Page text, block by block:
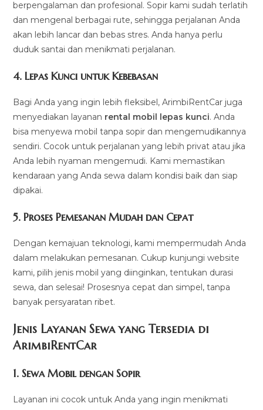
berpengalaman dan profesional. Sopir kami sudah terlatih
dan mengenal berbagai rute, sehingga perjalanan Anda
akan lebih lancar dan bebas stres. Anda hanya perlu
duduk santai dan menikmati perjalanan.
4.Lepas Kunci untuk Kebebasan
Bagi Anda yang ingin lebih fleksibel, ArimbiRentCar juga
menyediakan layanan rental mobil lepas kunci. Anda
bisa menyewa mobil tanpa sopir dan mengemudikannya
sendiri. Cocok untuk perjalanan yang lebih privat atau jika
Anda lebih nyaman mengemudi. Kami memastikan
kendaraan yang Anda sewa dalam kondisi baik dan siap
dipakai.
5.Proses Pemesanan Mudah dan Cepat
Dengan kemajuan teknologi, kami mempermudah Anda
dalam melakukan pemesanan. Cukup kunjungi website
kami, pilih jenis mobil yang diinginkan, tentukan durasi
sewa, dan selesai! Prosesnya cepat dan simpel, tanpa
banyak persyaratan ribet.
Jenis Layanan Sewa yang Tersedia di
ArimbiRentCar
1.Sewa Mobil dengan Sopir
Layanan ini cocok untuk Anda yang ingin menikmati